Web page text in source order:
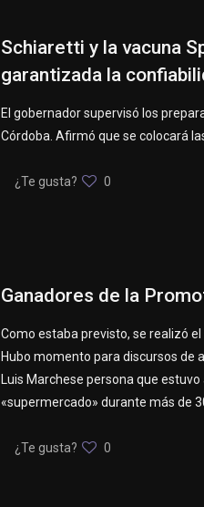
Schiaretti y la vacuna
garantizada la
El gobernador supervisó los
Córdoba. Afirmó que se colocará
¿Te gusta? 0
Ganadores de la
Como estaba previsto, se realizó
Hubo momento para discursos de
Luis Marchese persona que
«supermercado» durante más de
¿Te gusta? 0